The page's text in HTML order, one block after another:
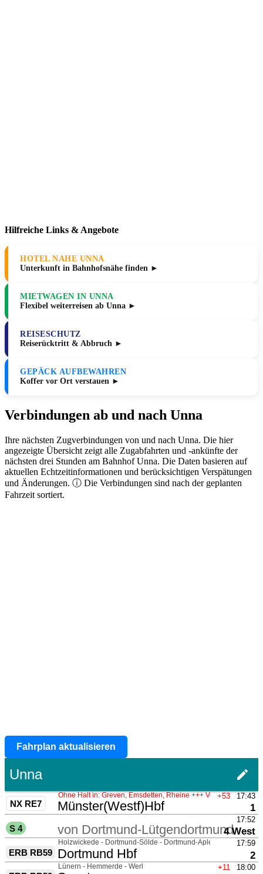
Hilfreiche Links & Angebote
HOTEL NAHE UNNA
Unterkunft in Bahnhofsnähe finden ►
MIETWAGEN IN UNNA
Flexibel weiterreisen ab Unna ►
REISESCHUTZ
Reiserücktritt & Abbruch ►
GEPÄCK AUFBEWAHREN
Koffer vor Ort verstauen ►
Verbindungen ab und nach Unna
Ihre nächsten Zugverbindungen von und nach Unna. Die hier
angezeigte Übersicht zeigt alle Zugabfahrten und -ankünfte der
nächsten drei Stunden am Bahnhof Unna. Die Daten basieren auf
aktuellen Echtzeitinformationen und berücksichtigen Verspätungen
und Änderungen. ⓘ Die Verbindungen sind nach der geplanten
Fahrzeit sortiert.
Fahrplan aktualisieren